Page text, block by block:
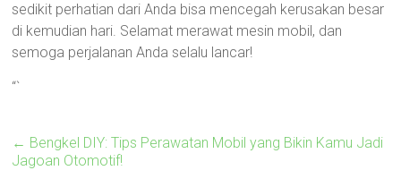
sedikit perhatian dari Anda bisa mencegah kerusakan besar
di kemudian hari. Selamat merawat mesin mobil, dan
semoga perjalanan Anda selalu lancar!
“`
← Bengkel DIY: Tips Perawatan Mobil yang Bikin Kamu Jadi
Jagoan Otomotif!